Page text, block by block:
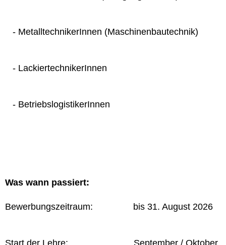
- MetalltechnikerInnen (Maschinenbautechnik)
- LackiertechnikerInnen
- BetriebslogistikerInnen
Was wann passiert:
Bewerbungszeitraum: bis 31. August 2026
Start der Lehre: September / Oktober